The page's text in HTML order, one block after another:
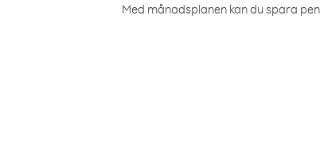
Med månadsplanen kan du spara